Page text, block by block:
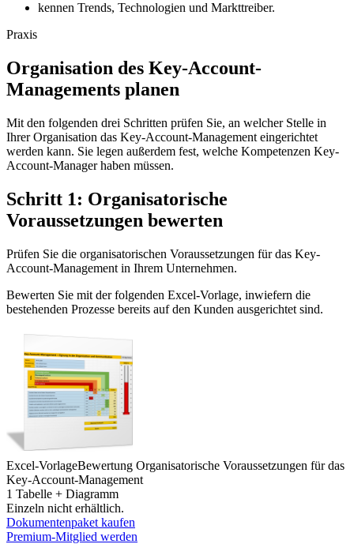
kennen Trends, Technologien und Markttreiber.
Praxis
Organisation des Key-Account-
Managements planen
Mit den folgenden drei Schritten prüfen Sie, an welcher Stelle in
Ihrer Organisation das Key-Account-Management eingerichtet
werden kann. Sie legen außerdem fest, welche Kompetenzen Key-
Account-Manager haben müssen.
Schritt 1: Organisatorische
Voraussetzungen bewerten
Prüfen Sie die organisatorischen Voraussetzungen für das Key-
Account-Management in Ihrem Unternehmen.
Bewerten Sie mit der folgenden Excel-Vorlage, inwiefern die
bestehenden Prozesse bereits auf den Kunden ausgerichtet sind.
Excel-VorlageBewertung Organisatorische Voraussetzungen für das
Key-Account-Management
1 Tabelle + Diagramm
Einzeln nicht erhältlich.
Dokumentenpaket kaufen
Premium-Mitglied werden